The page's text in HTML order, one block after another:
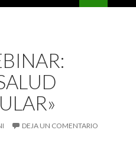
DEJA UN COMENTARIO